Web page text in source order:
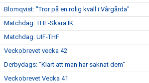
Blomqvist: "Tror på en rolig kväll i Vårgårda"
Matchdag: THF-Skara IK
Matchdag: UIF-THF
Veckobrevet vecka 42
Derbydags: ”Klart att man har saknat dem"
Veckobrevet Vecka 41